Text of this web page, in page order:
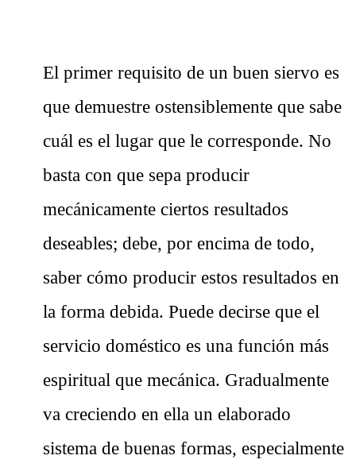
El primer requisito de un buen siervo es
que demuestre ostensiblemente que sabe
cuál es el lugar que le corresponde. No
basta con que sepa producir
mecánicamente ciertos resultados
deseables; debe, por encima de todo,
saber cómo producir estos resultados en
la forma debida. Puede decirse que el
servicio doméstico es una función más
espiritual que mecánica. Gradualmente
va creciendo en ella un elaborado
sistema de buenas formas, especialmente